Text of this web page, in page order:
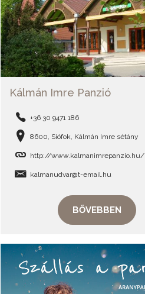
Kálmán Imre Panzió
+36 30 9471 186
8600, Siófok, Kálmán Imre sétány
http://www.kalmanimrepanzio.hu/
kalmanudvar@t-email.hu
BŐVEBBEN